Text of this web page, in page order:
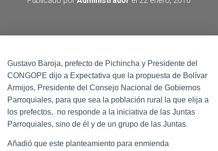
Gustavo Baroja, prefecto de Pichincha y Presidente del
CONGOPE dijo a Expectativa que la propuesta de Bolívar
Armijos, Presidente del Consejo Nacional de Gobiernos
Parroquiales, para que sea la población rural la que elija a
los prefectos, no responde a la iniciativa de las Juntas
Parroquiales, sino de él y de un grupo de las Juntas.
Añadió que este planteamiento para enmienda